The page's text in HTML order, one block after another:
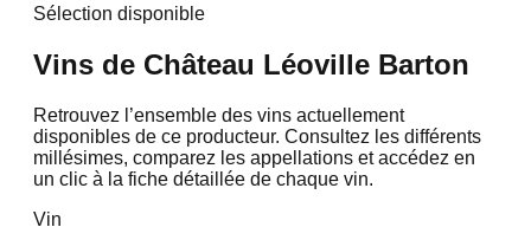
Sélection disponible
Vins de Château Léoville Barton
Retrouvez l’ensemble des vins actuellement
disponibles de ce producteur. Consultez les différents
millésimes, comparez les appellations et accédez en
un clic à la fiche détaillée de chaque vin.
Vin